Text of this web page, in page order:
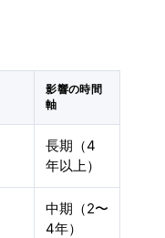
影響の時間
軸
長期（4
年以上）
中期（2〜
4年）